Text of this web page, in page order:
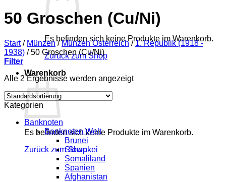
Es befinden sich keine Produkte im Warenkorb.
Zurück zum Shop
Warenkorb
Es befinden sich keine Produkte im Warenkorb.
Zurück zum Shop
50 Groschen (Cu/Ni)
Start / Münzen / Münzen Österreich / 1. Republik (1918 -
1938) /50 Groschen (Cu/Ni)
Filter
Alle 2 Ergebnisse werden angezeigt
Kategorien
Banknoten
Banknoten Welt
Brunei
Slowakei
Somaliland
Spanien
Afghanistan